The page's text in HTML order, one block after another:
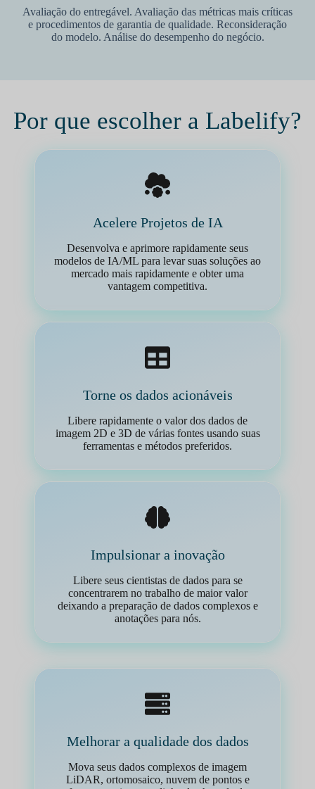
Avaliação do entregável. Avaliação das métricas mais críticas
e procedimentos de garantia de qualidade. Reconsideração
do modelo. Análise do desempenho do negócio.
Por que escolher a Labelify?
Acelere Projetos de IA
Desenvolva e aprimore rapidamente seus
modelos de IA/ML para levar suas soluções ao
mercado mais rapidamente e obter uma
vantagem competitiva.
Torne os dados acionáveis
Libere rapidamente o valor dos dados de
imagem 2D e 3D de várias fontes usando suas
ferramentas e métodos preferidos.
Impulsionar a inovação
Libere seus cientistas de dados para se
concentrarem no trabalho de maior valor
deixando a preparação de dados complexos e
anotações para nós.
Melhorar a qualidade dos dados
Mova seus dados complexos de imagem
LiDAR, ortomosaico, nuvem de pontos e